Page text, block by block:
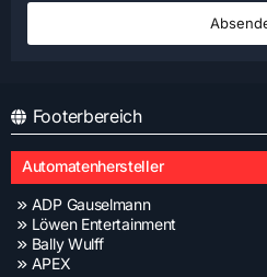
Footerbereich
Automatenhersteller
ADP Gauselmann
Löwen Entertainment
Bally Wulff
APEX